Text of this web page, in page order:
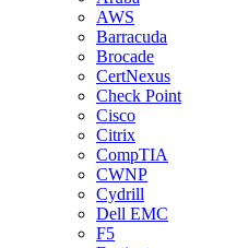
AWS
Barracuda
Brocade
CertNexus
Check Point
Cisco
Citrix
CompTIA
CWNP
Cydrill
Dell EMC
F5